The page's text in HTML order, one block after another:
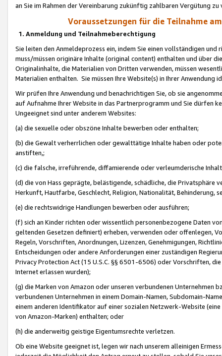
an Sie im Rahmen der Vereinbarung zukünftig zahlbaren Vergütung zu
Voraussetzungen für die Teilnahme
1. Anmeldung und Teilnahmeberechtigung
Sie leiten den Anmeldeprozess ein, indem Sie einen vollständigen
muss/müssen originäre Inhalte (original content) enthalten und über
Originalinhalte, die Materialien von Dritten verwenden, müssen
Materialien enthalten. Sie müssen Ihre Website(s) in Ihrer Anwendung
Wir prüfen Ihre Anwendung und benachrichtigen Sie, ob sie
auf Aufnahme Ihrer Website in das Partnerprogramm und Sie dürfen
Ungeeignet sind unter anderem Websites:
(a) die sexuelle oder obszöne Inhalte bewerben oder enthalten;
(b) die Gewalt verherrlichen oder gewalttätige Inhalte haben oder
anstiften,;
(c) die falsche, irreführende, diffamierende oder verleumderische
(d) die von Hass geprägte, belästigende, schädliche, die Privatsphäre
Herkunft, Hautfarbe, Geschlecht, Religion, Nationalität, Behinderung,
(e) die rechtswidrige Handlungen bewerben oder ausführen;
(f) sich an Kinder richten oder wissentlich personenbezogene Daten
geltenden Gesetzen definiert) erheben, verwenden oder offenlegen,
Regeln, Vorschriften, Anordnungen, Lizenzen, Genehmigungen,
Entscheidungen oder andere Anforderungen einer zuständigen
Privacy Protection Act (15 U.S.C. §§ 6501-6506) oder Vorschriften,
Internet erlassen wurden);
(g) die Marken von Amazon oder unseren verbundenen Unternehmen
verbundenen Unternehmen in einem Domain-Namen, Subdomain-
einem anderen Identifikator auf einer sozialen Netzwerk-Website
von Amazon-Marken) enthalten; oder
(h) die anderweitig geistige Eigentumsrechte verletzen.
Ob eine Website geeignet ist, legen wir nach unserem alleinigen